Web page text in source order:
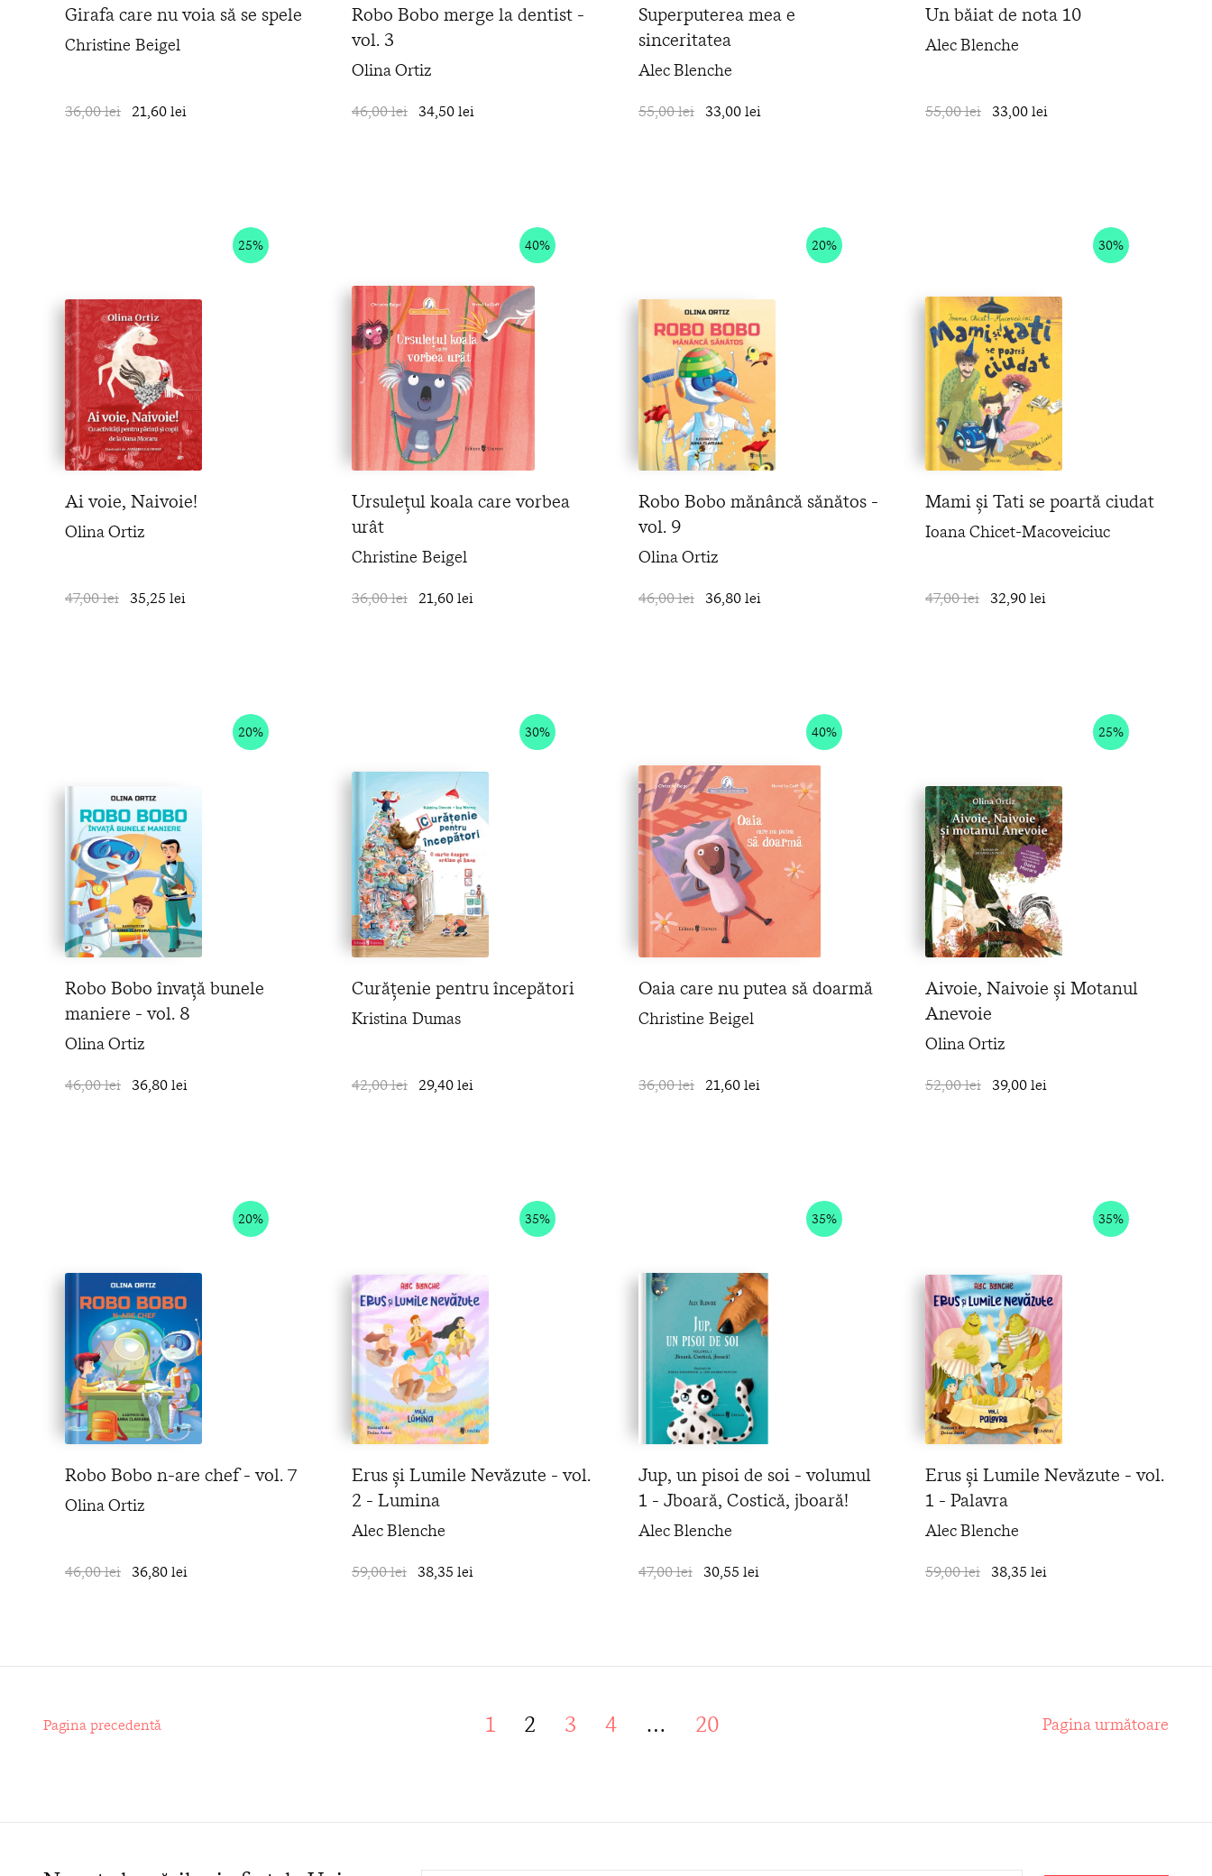
Girafa care nu voia să se spele
Christine Beigel
36,00 lei 21,60 lei
Robo Bobo merge la dentist -
vol. 3
Olina Ortiz
46,00 lei 34,50 lei
Superputerea mea e
sinceritatea
Alec Blenche
55,00 lei 33,00 lei
Un băiat de nota 10
Alec Blenche
55,00 lei 33,00 lei
25%
Ai voie, Naivoie!
Olina Ortiz
47,00 lei 35,25 lei
40%
Ursulețul koala care vorbea
urât
Christine Beigel
36,00 lei 21,60 lei
20%
Robo Bobo mănâncă sănătos -
vol. 9
Olina Ortiz
46,00 lei 36,80 lei
30%
Mami și Tati se poartă ciudat
Ioana Chicet-Macoveiciuc
47,00 lei 32,90 lei
20%
Robo Bobo învață bunele
maniere - vol. 8
Olina Ortiz
46,00 lei 36,80 lei
30%
Curățenie pentru începători
Kristina Dumas
42,00 lei 29,40 lei
40%
Oaia care nu putea să doarmă
Christine Beigel
36,00 lei 21,60 lei
25%
Aivoie, Naivoie și Motanul
Anevoie
Olina Ortiz
52,00 lei 39,00 lei
20%
Robo Bobo n-are chef - vol. 7
Olina Ortiz
46,00 lei 36,80 lei
35%
Erus și Lumile Nevăzute - vol.
2 - Lumina
Alec Blenche
59,00 lei 38,35 lei
35%
Jup, un pisoi de soi - volumul
1 - Jboară, Costică, jboară!
Alec Blenche
47,00 lei 30,55 lei
35%
Erus și Lumile Nevăzute - vol.
1 - Palavra
Alec Blenche
59,00 lei 38,35 lei
Pagina precedentă 1 2 3 4 … 20 Pagina următoare